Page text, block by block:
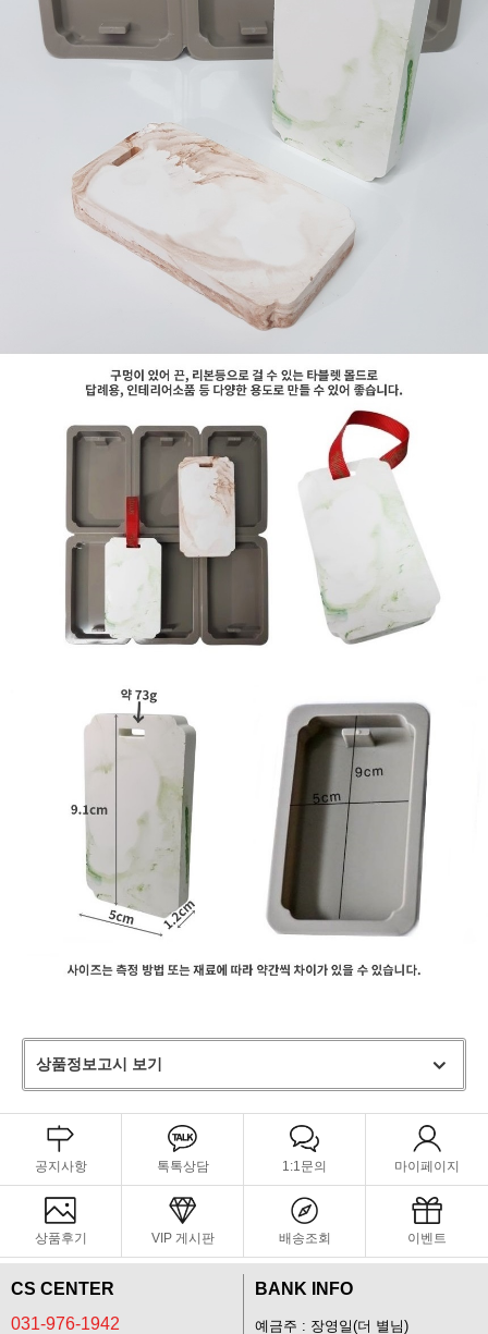
상품정보고시 보기
공지사항 톡톡상담 1:1문의 마이페이지
상품후기 VIP 게시판 배송조회 이벤트
CS CENTER
031-976-1942
BANK INFO
예금주 : 장영일(더 별님)